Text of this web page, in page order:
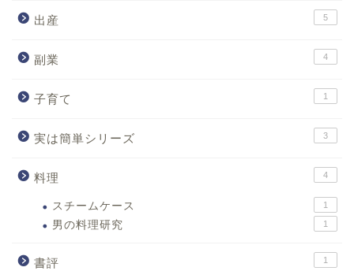
出産 5
副業 4
子育て 1
実は簡単シリーズ 3
料理 4
スチームケース 1
男の料理研究 1
書評 1